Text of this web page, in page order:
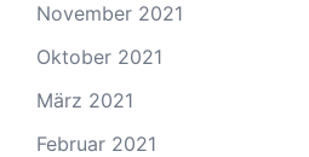
November 2021
Oktober 2021
März 2021
Februar 2021